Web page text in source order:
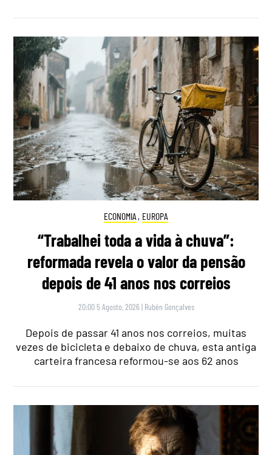
ECONOMIA , EUROPA
“Trabalhei toda a vida à chuva”:
reformada revela o valor da pensão
depois de 41 anos nos correios
20:00 5 Agosto, 2026 | Rubén Gonçalves
Depois de passar 41 anos nos correios, muitas
vezes de bicicleta e debaixo de chuva, esta antiga
carteira francesa reformou-se aos 62 anos